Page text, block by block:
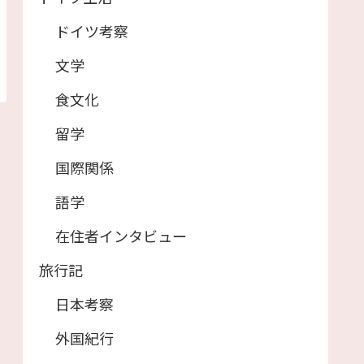
ドイツ考察
文学
食文化
留学
国際関係
語学
在住者インタビュー
旅行記
日本考察
外国紀行